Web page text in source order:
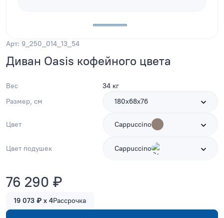
Арт: 9_250_014_13_54
Диван Oasis кофейного цвета
Вес
34 кг
Размер, см
180х68х76
Цвет Cappuccino
Цвет подушек Cappuccino
76 290 ₽
19 073 ₽ x 4Рассрочка